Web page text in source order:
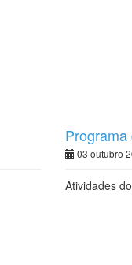
03 outubro
Atividades